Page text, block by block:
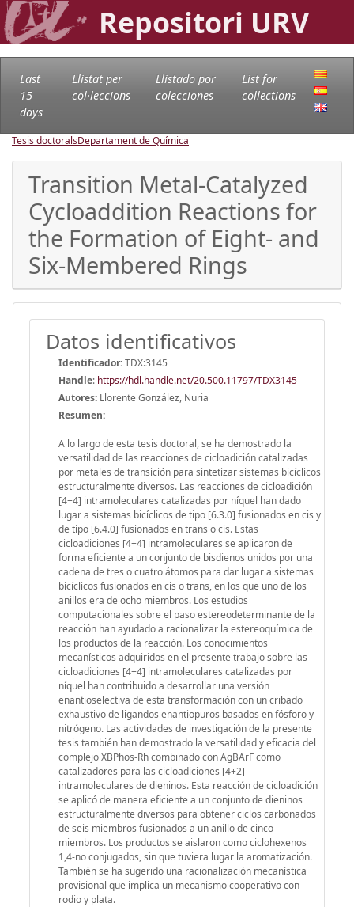
Repositori URV
Last
15
days
Llistat per
col·leccions
Llistado por
colecciones
List for
collections
Tesis doctoralsDepartament de Química
Transition Metal-Catalyzed
Cycloaddition Reactions for
the Formation of Eight- and
Six-Membered Rings
Datos identificativos
Identificador:TDX:3145
Handle: https://hdl.handle.net/20.500.11797/TDX3145
Autores: Llorente González, Nuria
Resumen:
A lo largo de esta tesis doctoral, se ha demostrado la
versatilidad de las reacciones de cicloadición catalizadas
por metales de transición para sintetizar sistemas bicíclicos
estructuralmente diversos. Las reacciones de cicloadición
[4+4] intramoleculares catalizadas por níquel han dado
lugar a sistemas bicíclicos de tipo [6.3.0] fusionados en cis y
de tipo [6.4.0] fusionados en trans o cis. Estas
cicloadiciones [4+4] intramoleculares se aplicaron de
forma eficiente a un conjunto de bisdienos unidos por una
cadena de tres o cuatro átomos para dar lugar a sistemas
bicíclicos fusionados en cis o trans, en los que uno de los
anillos era de ocho miembros. Los estudios
computacionales sobre el paso estereodeterminante de la
reacción han ayudado a racionalizar la estereoquímica de
los productos de la reacción. Los conocimientos
mecanísticos adquiridos en el presente trabajo sobre las
cicloadiciones [4+4] intramoleculares catalizadas por
níquel han contribuido a desarrollar una versión
enantioselectiva de esta transformación con un cribado
exhaustivo de ligandos enantiopuros basados en fósforo y
nitrógeno. Las actividades de investigación de la presente
tesis también han demostrado la versatilidad y eficacia del
complejo XBPhos-Rh combinado con AgBArF como
catalizadores para las cicloadiciones [4+2]
intramoleculares de dieninos. Esta reacción de cicloadición
se aplicó de manera eficiente a un conjunto de dieninos
estructuralmente diversos para obtener ciclos carbonados
de seis miembros fusionados a un anillo de cinco
miembros. Los productos se aislaron como ciclohexenos
1,4-no conjugados, sin que tuviera lugar la aromatización.
También se ha sugerido una racionalización mecanística
provisional que implica un mecanismo cooperativo con
rodio y plata.